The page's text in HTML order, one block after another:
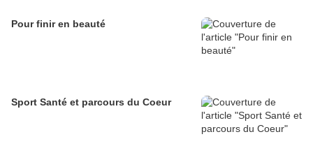
Pour finir en beauté
Sport Santé et parcours du Coeur